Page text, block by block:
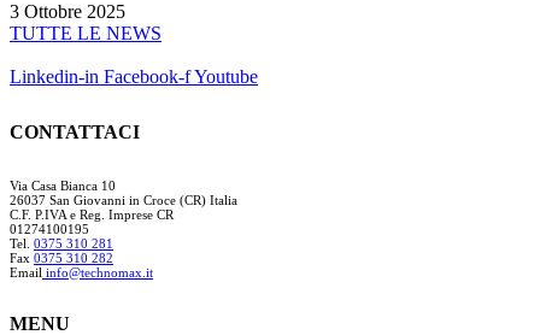
3 Ottobre 2025
TUTTE LE NEWS
Linkedin-in Facebook-fYoutube
CONTATTACI
Via Casa Bianca 10
26037 San Giovanni in Croce (CR) Italia
C.F. P.IVA e Reg. Imprese CR
01274100195
Tel. 0375 310 281
Fax 0375 310 282
Email info@technomax.it
MENU